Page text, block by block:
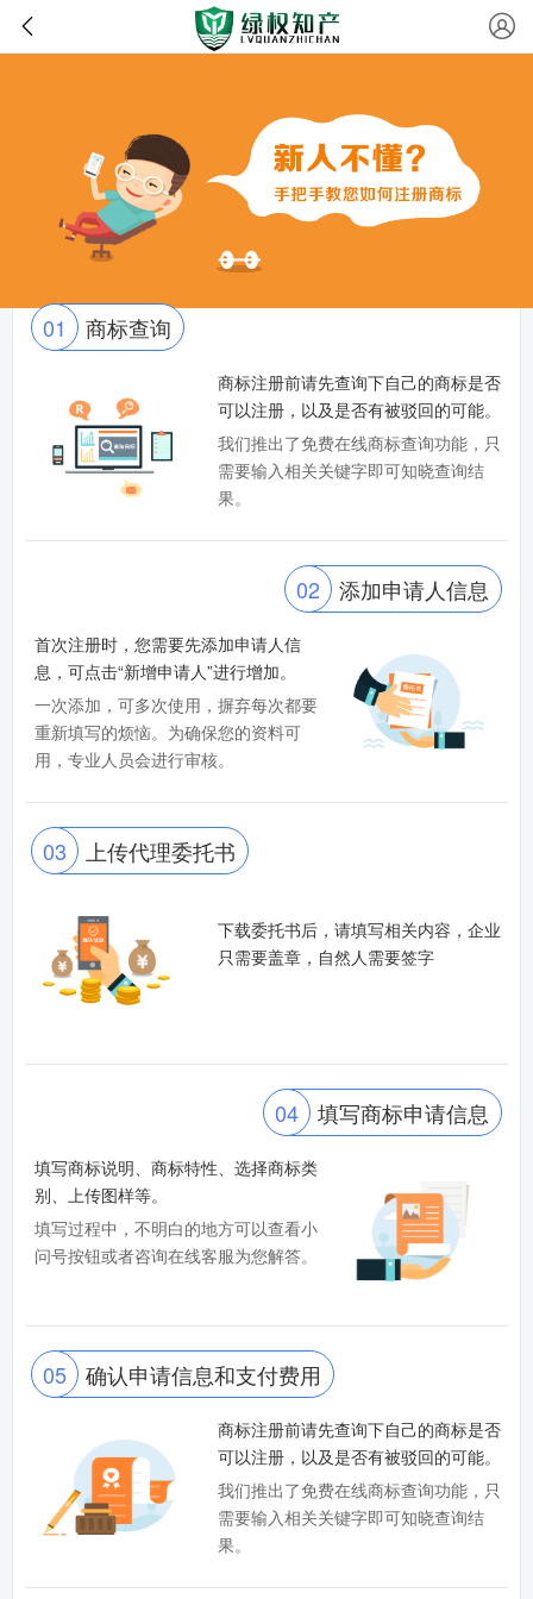
01 商标查询
商标注册前请先查询下自己的商标是否
可以注册，以及是否有被驳回的可能。
我们推出了免费在线商标查询功能，只
需要输入相关关键字即可知晓查询结
果。
02 添加申请人信息
首次注册时，您需要先添加申请人信
息，可点击“新增申请人”进行增加。
一次添加，可多次使用，摒弃每次都要
重新填写的烦恼。为确保您的资料可
用，专业人员会进行审核。
03 上传代理委托书
下载委托书后，请填写相关内容，企业
只需要盖章，自然人需要签字
04 填写商标申请信息
填写商标说明、商标特性、选择商标类
别、上传图样等。
填写过程中，不明白的地方可以查看小
问号按钮或者咨询在线客服为您解答。
05 确认申请信息和支付费用
商标注册前请先查询下自己的商标是否
可以注册，以及是否有被驳回的可能。
我们推出了免费在线商标查询功能，只
需要输入相关关键字即可知晓查询结
果。